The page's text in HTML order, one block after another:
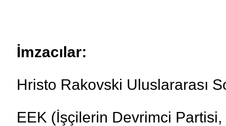
İmzacılar:
Hristo Rakovski Uluslararası
ΕΕΚ (İşçilerin Devrimci Partisi,